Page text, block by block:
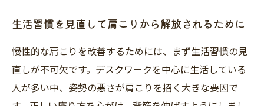
生活習慣を見直して肩こりから解放されるために
慢性的な肩こりを改善するためには、まず生活習慣の見
直しが不可欠です。デスクワークを中心に生活している
人が多い中、姿勢の悪さが肩こりを招く大きな要因で